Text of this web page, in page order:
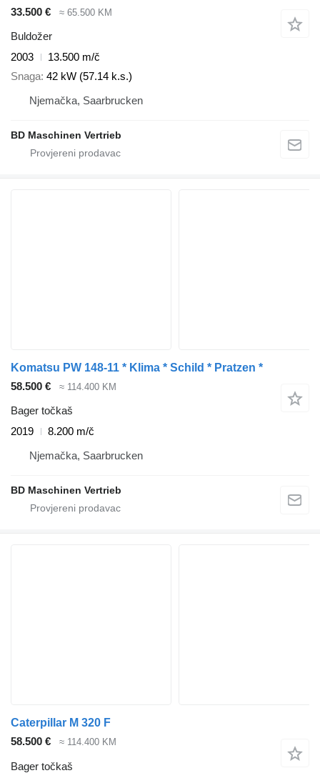
33.500 € ≈ 65.500 KM
Buldožer
2003
13.500 m/č
Snaga 42 kW (57.14 k.s.)
Njemačka, Saarbrucken
BD Maschinen Vertrieb
Komatsu PW 148-11 * Klima * Schild * Pratzen *
58.500 €
≈ 114.400 KM
Bager točkaš
2019
8.200 m/č
Njemačka, Saarbrucken
BD Maschinen Vertrieb
Caterpillar M 320 F
58.500 €
≈ 114.400 KM
Bager točkaš